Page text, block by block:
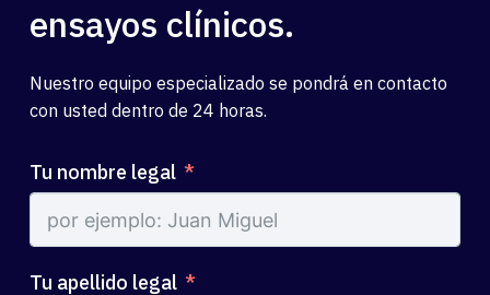
ensayos clínicos.
Nuestro equipo especializado se pondrá en contacto
con usted dentro de 24 horas.
Tu nombre legal
Tu apellido legal